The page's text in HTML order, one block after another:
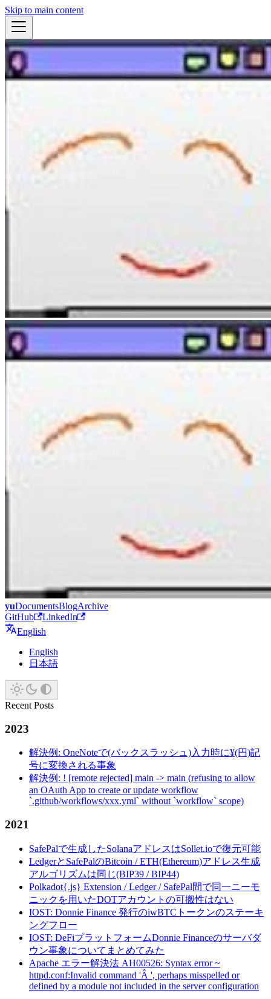
Skip to main content
yuDocumentsBlogArchive
GitHub
LinkedIn
English
English
日本語
Recent Posts
2023
解決例: OneNoteで(バックスラッシュ)入力時に¥(円)記
号に変換される事象
解決例: ! [remote rejected] main -> main (refusing to allow
an OAuth App to create or update workflow
`.github/workflows/xxx.yml` without `workflow` scope)
2021
SafePalで生成したSolanaアドレスはSollet.ioで復元可能
LedgerとSafePalのBitcoin / ETH(Ethereum)アドレス生成
アルゴリズムは同じ(BIP39 / BIP44)
Polkadot{.js} Extension / Ledger / SafePal間で同一ニーモ
ニックを用いたDOTアカウントの可搬性はない
IOST: Donnie Finance 発行のiwBTCトークンのステーキ
ングフロー
IOST: DeFiプラットフォームDonnie Financeのサーバダ
ウン事象についてまとめてみた
Apache エラー解決法 AH00526: Syntax error ~
httpd.conf:Invalid command 'Â ', perhaps misspelled or
defined by a module not included in the server configuration